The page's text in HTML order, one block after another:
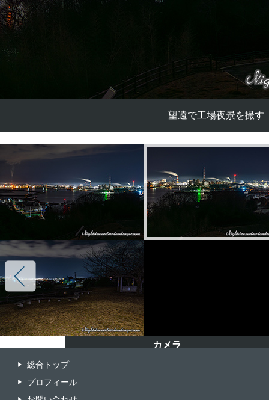
望遠で工場夜景を撮す
カメラ
カメラ
カメラ
カメラ
総合トップ
プロフィール